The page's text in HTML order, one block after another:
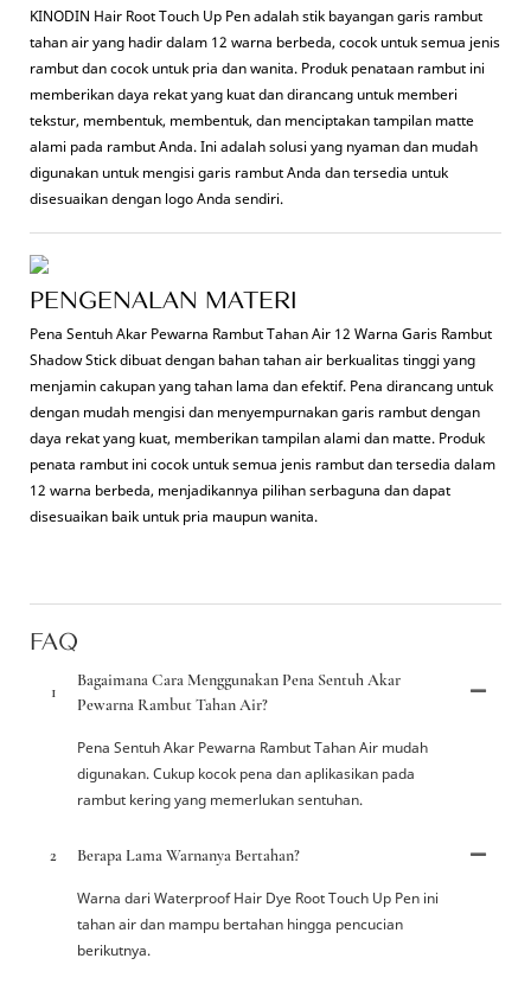
KINODIN Hair Root Touch Up Pen adalah stik bayangan garis rambut
tahan air yang hadir dalam 12 warna berbeda, cocok untuk semua jenis
rambut dan cocok untuk pria dan wanita. Produk penataan rambut ini
memberikan daya rekat yang kuat dan dirancang untuk memberi
tekstur, membentuk, membentuk, dan menciptakan tampilan matte
alami pada rambut Anda. Ini adalah solusi yang nyaman dan mudah
digunakan untuk mengisi garis rambut Anda dan tersedia untuk
disesuaikan dengan logo Anda sendiri.
PENGENALAN MATERI
Pena Sentuh Akar Pewarna Rambut Tahan Air 12 Warna Garis Rambut
Shadow Stick dibuat dengan bahan tahan air berkualitas tinggi yang
menjamin cakupan yang tahan lama dan efektif. Pena dirancang untuk
dengan mudah mengisi dan menyempurnakan garis rambut dengan
daya rekat yang kuat, memberikan tampilan alami dan matte. Produk
penata rambut ini cocok untuk semua jenis rambut dan tersedia dalam
12 warna berbeda, menjadikannya pilihan serbaguna dan dapat
disesuaikan baik untuk pria maupun wanita.
FAQ
1
Bagaimana Cara Menggunakan Pena Sentuh Akar
Pewarna Rambut Tahan Air?
Pena Sentuh Akar Pewarna Rambut Tahan Air mudah
digunakan. Cukup kocok pena dan aplikasikan pada
rambut kering yang memerlukan sentuhan.
2 Berapa Lama Warnanya Bertahan?
Warna dari Waterproof Hair Dye Root Touch Up Pen ini
tahan air dan mampu bertahan hingga pencucian
berikutnya.